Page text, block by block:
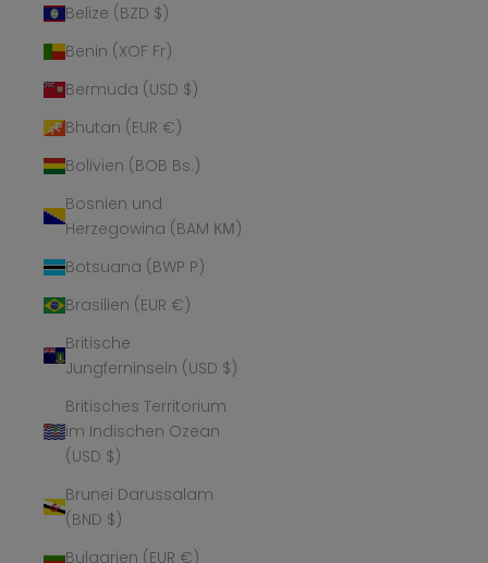
Belize (BZD $)
Benin (XOF Fr)
Bermuda (USD $)
Bhutan (EUR €)
Bolivien (BOB Bs.)
Bosnien und
Herzegowina (BAM КМ)
Botsuana (BWP P)
Brasilien (EUR €)
Britische
Jungferninseln (USD $)
Britisches Territorium
im Indischen Ozean
(USD $)
Brunei Darussalam
(BND $)
Bulgarien (EUR €)